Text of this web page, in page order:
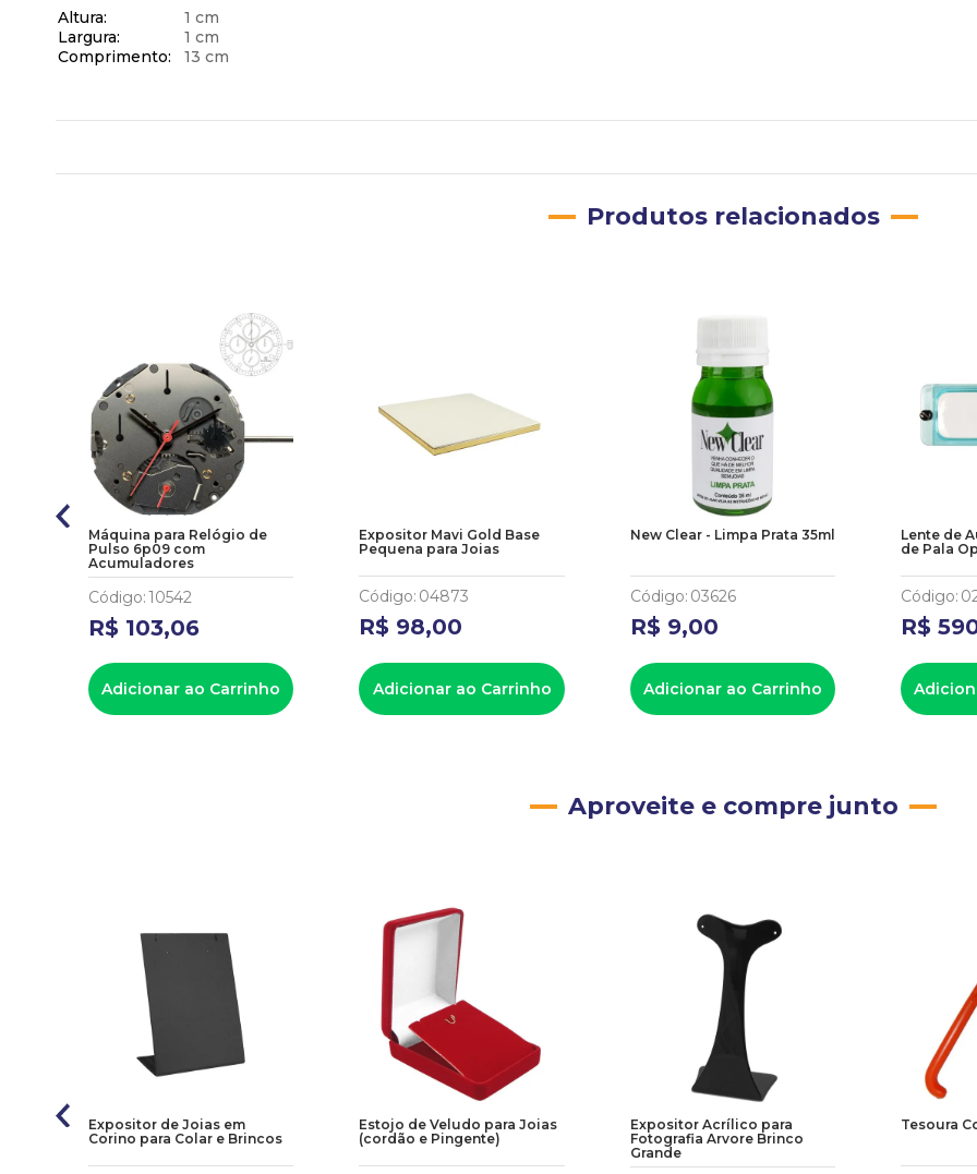
Altura
1 cm
Largura
1 cm
Comprimento
13 cm
Produtos relacionados
Máquina para Relógio de
Pulso 6p09 com
Acumuladores
Código:10542
R$ 103,06
Adicionar ao Carrinho
Expositor Mavi Gold Base
Pequena para Joias
Código: 04873
R$ 98,00
Adicionar ao Carrinho
New Clear - Limpa Prata 35ml
Código: 03626
R$ 9,00
Adicionar ao Carrinho
Lente de
de Pala
Código:
R$
Aproveite e compre junto
Expositor de Joias em
Corino para Colar e Brincos
Estojo de Veludo para Joias
(cordão e Pingente)
Expositor Acrílico para
Fotografia Arvore Brinco
Grande
Tesoura